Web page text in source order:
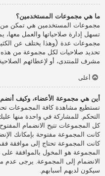
ما هي مجموعات المستخدمين؟
مجموعات المستخدمين هي تمكن من
تسهل إدارة صلاحياتها والعمل
مجموعات عدة (وهذا يختلف عن
تحديد صلاحيات لكل مجموعة من
مشرف للمنتدى، أو لإعطائهم
أعلى
أين هي مجموعة الأعضاء، وكيف
تستطيع مشاهدة كافة المجموعات
التحكم. للمشاركة في واحدة منها
كل المجموعات تتيح الانضمام
كانت المجموعة مفتوحة بإمكانك
كانت المجموعة تحتاج إلى موافقة
المجموعة هو المخول بالموافقة
الانضمام إلى المجموعة. يرجى
سيكون لديهم أسبابهم.